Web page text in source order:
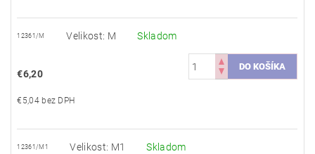
12361/M Velikost: M Skladom
€6,20
€5,04 bez DPH
12361/M1 Velikost: M1 Skladom